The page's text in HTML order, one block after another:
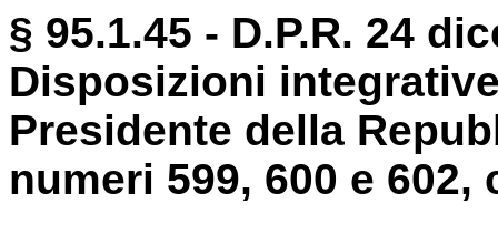
§ 95.1.45 - D.P.R. 24
Disposizioni
Presidente della
numeri 599, 600 e